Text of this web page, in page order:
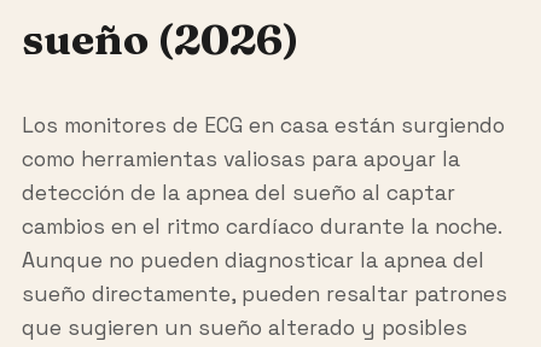
sueño (2026)
Los monitores de ECG en casa están surgiendo
como herramientas valiosas para apoyar la
detección de la apnea del sueño al captar
cambios en el ritmo cardíaco durante la noche.
Aunque no pueden diagnosticar la apnea del
sueño directamente, pueden resaltar patrones
que sugieren un sueño alterado y posibles